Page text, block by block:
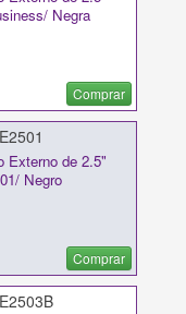
Negra
Comprar
Externo de 2.5"
Negro
Comprar